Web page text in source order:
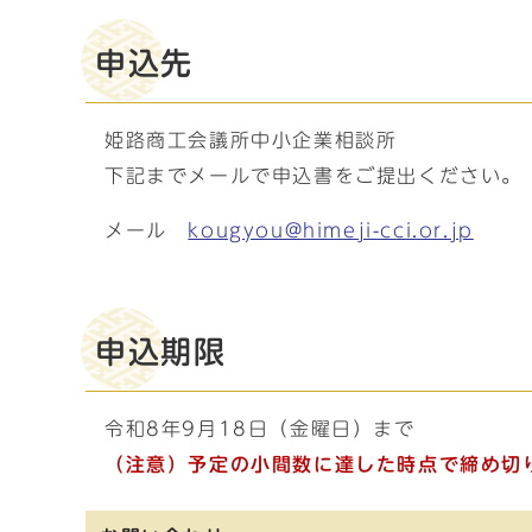
申込先
姫路商工会議所中小企業相談所
下記までメールで申込書をご提出ください。
メール kougyou@himeji-cci.or.jp
申込期限
令和8年9月18日（金曜日）まで
（注意）予定の小間数に達した時点で締め切